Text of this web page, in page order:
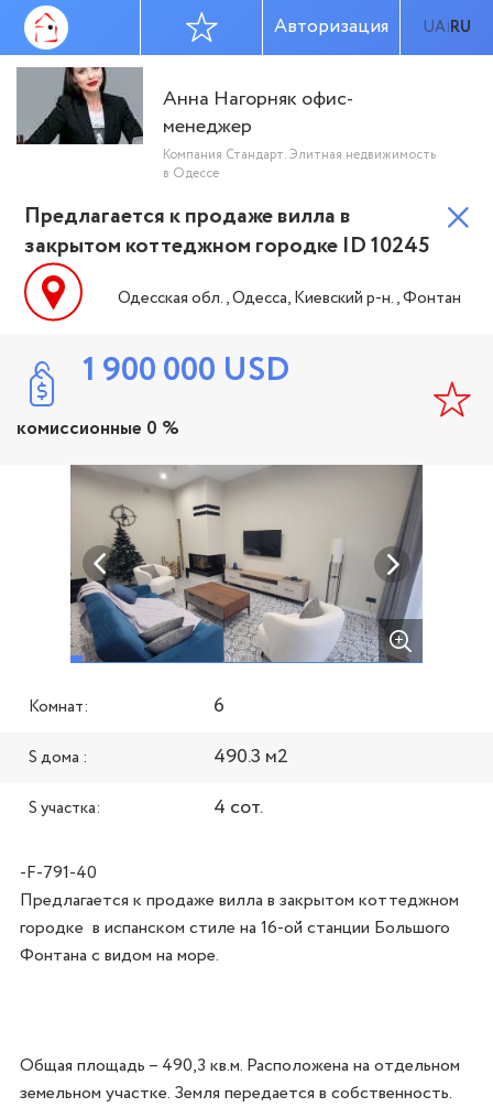
UA|RU
Авторизация
Анна Нагорняк офис-
менеджер
Компания Стандарт. Элитная недвижимость
в Одессе
Предлагается к продаже вилла в
закрытом коттеджном городке ID 10245
Одесская обл., Одесса, Киевский р-н., Фонтан
1 900 000 USD
комиссионные 0 %
Комнат: 6
S дома : 490.3 м2
S участка: 4 сот.
-F-791-40
Предлагается к продаже вилла в закрытом коттеджном
городке  в испанском стиле на 16-ой станции Большого
Фонтана с видом на море.
Общая площадь – 490,3 кв.м. Расположена на отдельном
земельном участке. Земля передается в собственность.